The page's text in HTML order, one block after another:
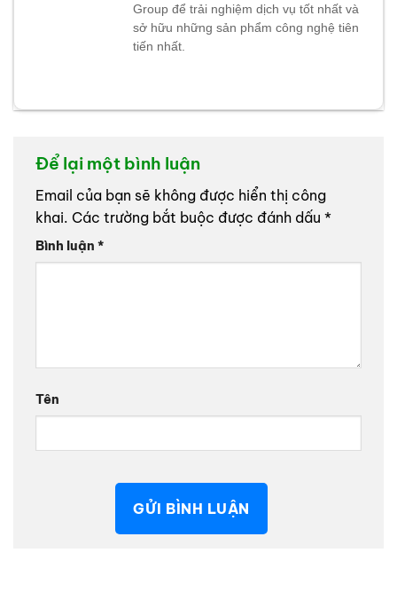
Group để trải nghiệm dịch vụ tốt nhất và
sở hữu những sản phẩm công nghệ tiên
tiến nhất.
Để lại một bình luận
Email của bạn sẽ không được hiển thị công
khai. Các trường bắt buộc được đánh dấu *
Bình luận *
Tên